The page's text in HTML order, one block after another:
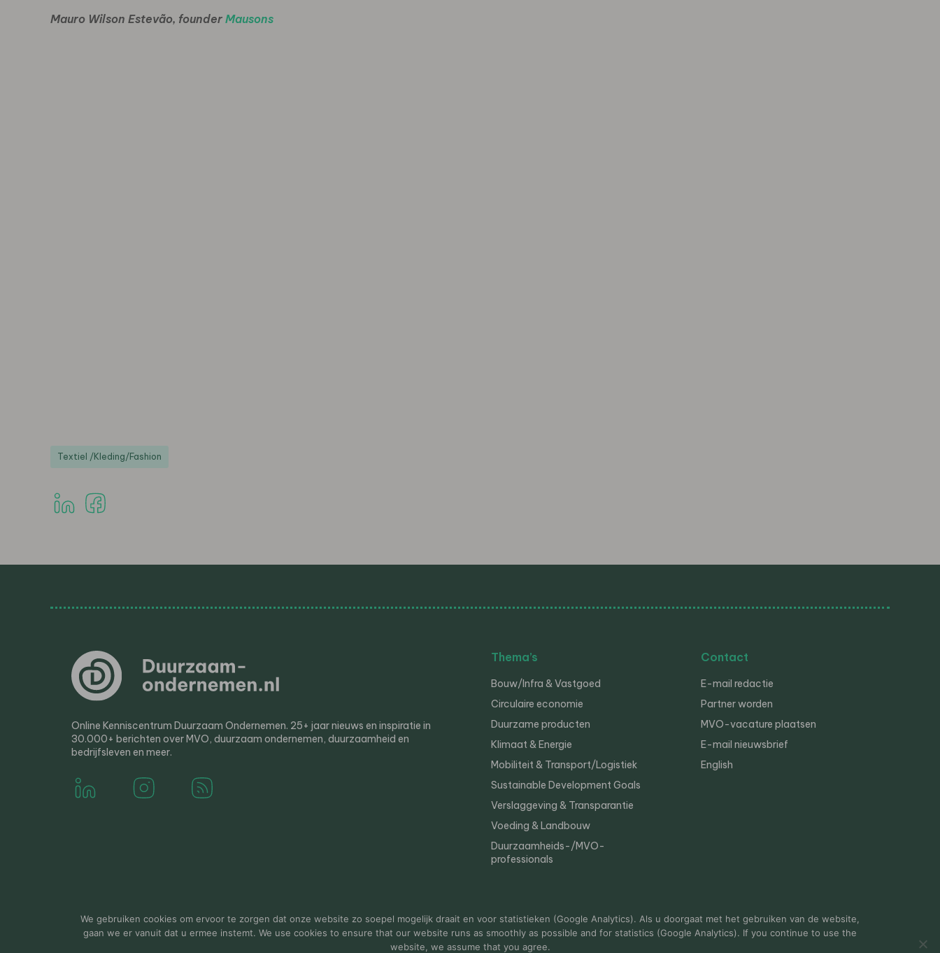
Mauro Wilson Estevão, founder Mausons
Textiel /Kleding/Fashion
Online Kenniscentrum Duurzaam Ondernemen. 25+ jaar nieuws en inspiratie in
30.000+ berichten over MVO, duurzaam ondernemen, duurzaamheid en
bedrijfsleven en meer.
Thema’s
Bouw/Infra & Vastgoed
Circulaire economie
Duurzame producten
Klimaat & Energie
Mobiliteit & Transport/Logistiek
Sustainable Development Goals
Verslaggeving & Transparantie
Voeding & Landbouw
Duurzaamheids-/MVO-
professionals
Contact
E-mail redactie
Partner worden
MVO-vacature plaatsen
E-mail nieuwsbrief
English
© 2000-2026 Van der Molen EIS Colofon Disclaimer Privacy
We gebruiken cookies om ervoor te zorgen dat onze website zo soepel mogelijk draait en voor statistieken (Google Analytics). Als u doorgaat met het gebruiken van de website,
gaan we er vanuit dat u ermee instemt. We use cookies to ensure that our website runs as smoothly as possible and for statistics (Google Analytics). If you continue to use the
website, we assume that you agree.